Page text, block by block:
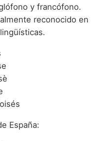
y francófono.
reconocido en
España: